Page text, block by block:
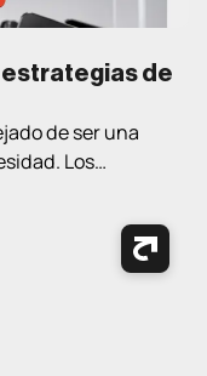
estrategias de
de ser una
Los
leyendo
En este
marketing digital